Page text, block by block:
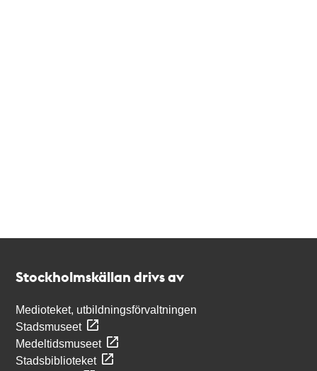
Stockholmskällan drivs av
Medioteket, utbildningsförvaltningen
Stadsmuseet
Medeltidsmuseet
Stadsbiblioteket